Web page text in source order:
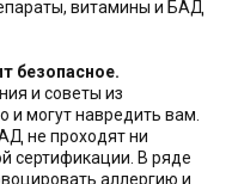
витамины и БАД
безопасное.
и советы из
и могут навредить вам.
не проходят ни
сертификации. В ряде
аллергию и